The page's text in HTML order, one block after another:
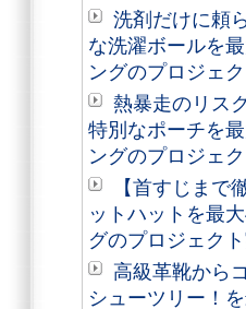
洗剤だけに頼
な洗濯ボールを
ングのプロジェ
熱暴走のリス
特別なポーチを
ングのプロジェ
【首すじまで
ットハットを最
グのプロジェク
高級革靴から
シューツリー！